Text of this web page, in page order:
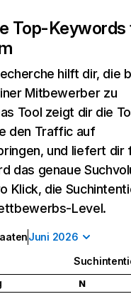
Top-Keywords
hilft dir, die
Mitbewerber zu
Tool zeigt dir die
den Traffic auf
und liefert dir
das genaue
Klick, die
Level.
Juni 2026
N